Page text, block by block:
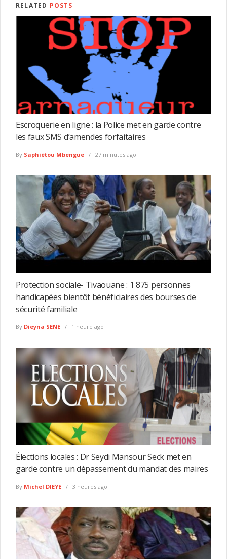
RELATED POSTS
Escroquerie en ligne : la Police met en garde contre
les faux SMS d’amendes forfaitaires
By Saphiétou Mbengue 27 minutes ago
Protection sociale- Tivaouane : 1 875 personnes
handicapées bientôt bénéficiaires des bourses de
sécurité familiale
By Dieyna SENE 1 heure ago
Élections locales : Dr Seydi Mansour Seck met en
garde contre un dépassement du mandat des maires
By Michel DIEYE 3 heures ago